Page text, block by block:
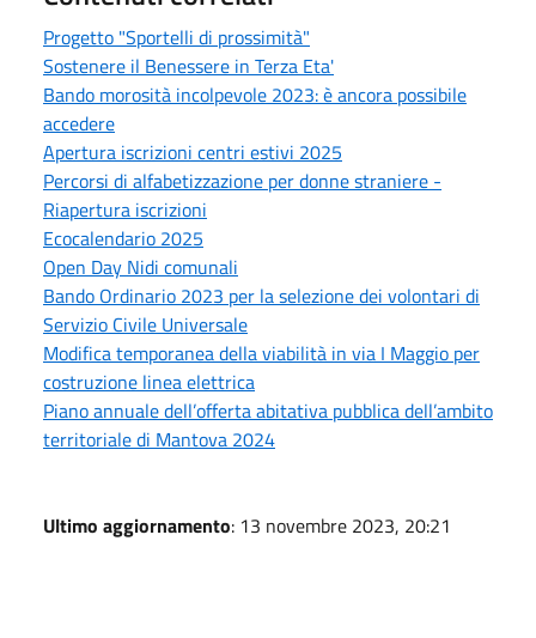
Progetto "Sportelli di prossimità"
Sostenere il Benessere in Terza Eta'
Bando morosità incolpevole 2023: è ancora possibile
accedere
Apertura iscrizioni centri estivi 2025
Percorsi di alfabetizzazione per donne straniere -
Riapertura iscrizioni
Ecocalendario 2025
Open Day Nidi comunali
Bando Ordinario 2023 per la selezione dei volontari di
Servizio Civile Universale
Modifica temporanea della viabilità in via I Maggio per
costruzione linea elettrica
Piano annuale dell’offerta abitativa pubblica dell’ambito
territoriale di Mantova 2024
Ultimo aggiornamento: 13 novembre 2023, 20:21